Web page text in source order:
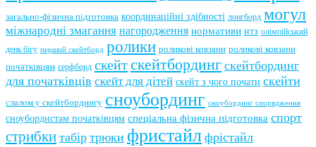
загально-фізична підготовка координаційні здібності лонгборд могул
міжнародні змагання нагородження нормативи нтз олімпійський
день бігу перший скейтборд ролики роликові ковзани роликові ковзани
початківцям серфборд скейтскейтбординг скейтбординг
для початківців скейт для дітей скейт з чого почати скейти
слалом у скейтбордингу сноубординг сноубординг спорядження
сноубордистам початківцям спеціальна фізична підготовка спорт
стрибки табір трюки фристайл фрістайл